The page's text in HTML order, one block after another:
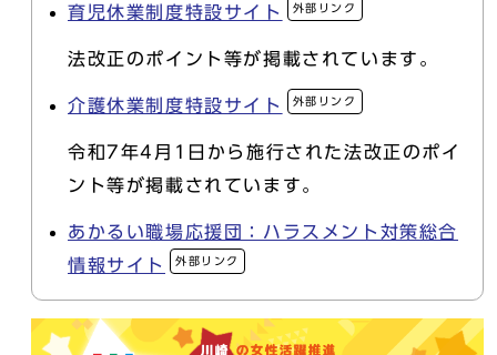
育児休業制度特設サイト 外部リンク
法改正のポイント等が掲載されています。
介護休業制度特設サイト 外部リンク
令和7年4月1日から施行された法改正のポイ
ント等が掲載されています。
あかるい職場応援団：ハラスメント対策総合
情報サイト
外部リンク